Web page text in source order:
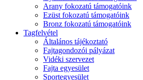
Arany fokozatú támogatóink
Ezüst fokozatú támogatóink
Bronz fokozatú támogatóink
Tagfelvétel
Általános tájékoztató
Fajtagondozói pályázat
Vidéki szervezet
Fajta egyesület
Sportegyesület